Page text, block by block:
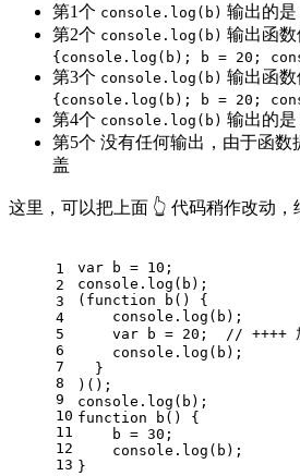
第1个 console.log(b) 输出的是
第2个 console.log(b) 输出函数
{console.log(b); b = 20;
第3个 console.log(b) 输出函数
{console.log(b); b = 20;
第4个 console.log(b) 输出的是
第5个 没有任何输出，由于函数
盖
这里，可以把上面 👆 代码稍作改动，
1
2
3
4
5
6
7
8
9
10
11
12
13
var b = 10 ;
console .log(b);
( function b ( ) {
console .log(b);
var b = 20 ;
// ++++
console .log(b);
  }
)();
console .log(b);
function
b ( ) {
    b =
30 ;
console .log(b);
}